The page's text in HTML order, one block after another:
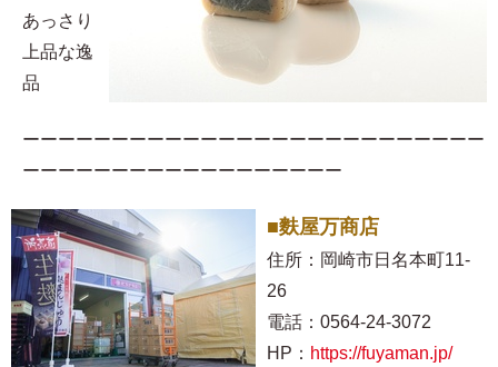
あっさり
上品な逸
品
ーーーーーーーーーーーーーーーーーーーーーーーーーー
ーーーーーーーーーーーーーーーーーー
■麩屋万商店
住所：岡崎市日名本町11-
26
電話：0564-24-3072
HP： https://fuyaman.jp/